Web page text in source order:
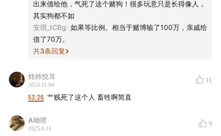
出来借给他，气死了这个赌狗！很多玩意只是长得像人，
其实狗都不如
安琪_tCBg: 如果等比例。相当于赌博输了100万，亲戚给
借了70万。
共3条回复
炜炜悦耳
2024.11.04
11
53:26 艹贱死了这个人 畜牲啊简直
A呦喂
2025.6.11
9